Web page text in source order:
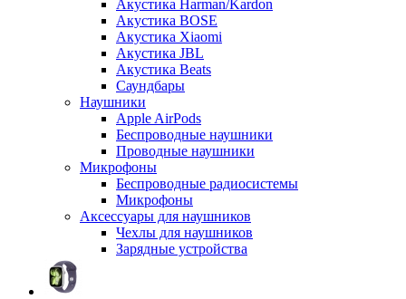
Акустика Harman/Kardon
Акустика BOSE
Акустика Xiaomi
Акустика JBL
Акустика Beats
Саундбары
Наушники
Apple AirPods
Беспроводные наушники
Проводные наушники
Микрофоны
Беспроводные радиосистемы
Микрофоны
Аксессуары для наушников
Чехлы для наушников
Зарядные устройства